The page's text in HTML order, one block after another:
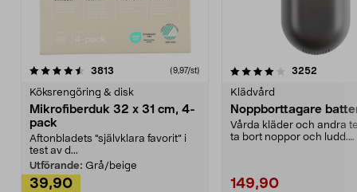
3813 (9,97/st)
Köksrengöring & disk
Mikrofiberduk 32 x 31 cm, 4-
pack
Aftonbladets "självklara favorit” i
test av d...
Utförande: Grå/beige
39,90
4.0av 5 stjärnor 3252
Klädvård
Noppborttagare
Vårda kläder och andra
ta bort noppor och ludd.
149,90
4.5av 5 stjärnor